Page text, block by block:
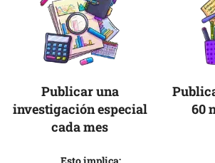
Publicar una
investigación especial
cada mes
Esto implica:
60